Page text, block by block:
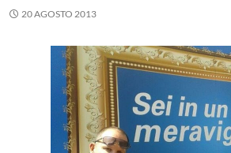
20 AGOSTO 2013